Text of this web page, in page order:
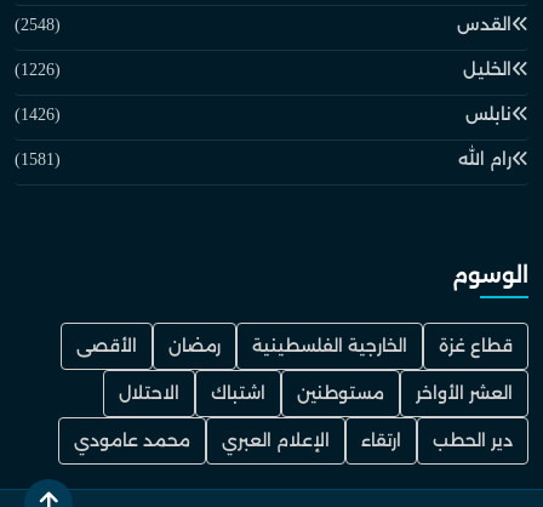
القدس (2548)
الخليل (1226)
نابلس (1426)
رام الله (1581)
الوسوم
قطاع غزة الخارجية الفلسطينية رمضان الأقصى
العشر الأواخر مستوطنين اشتباك الاحتلال
دير الحطب ارتقاء الإعلام العبري محمد عامودي